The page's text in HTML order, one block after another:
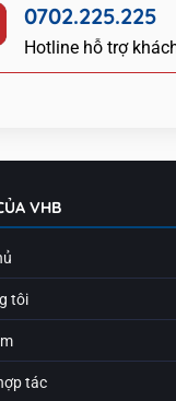
0702.225.225
Hotline hỗ trợ
VHB
tôi
tác